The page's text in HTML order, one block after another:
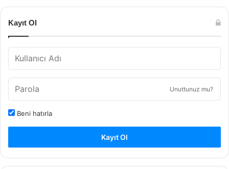
Kayıt Ol
Unuttunuz mu?
Beni hatırla
Kayıt Ol